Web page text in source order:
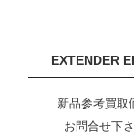
EXTENDER
新品参考買取
お問合せ下